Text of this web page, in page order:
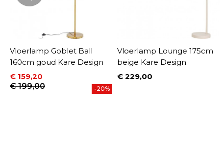
Vloerlamp Goblet Ball
160cm goud Kare Design
Prijs
€ 159,20
Normale prijs
€ 199,00 -20%
Vloerlamp Lounge 175cm
beige Kare Design
Prijs
€ 229,00